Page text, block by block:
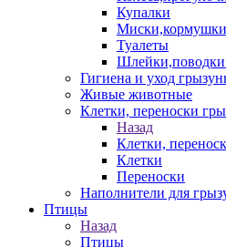
Купалки
Туалеты
Шлейки,поводки
Гигиена и уход
Живые животные
Клетки, переноски
Назад
Клетки,
Клетки
Переноски
Наполнители для
Птицы
Назад
Птицы